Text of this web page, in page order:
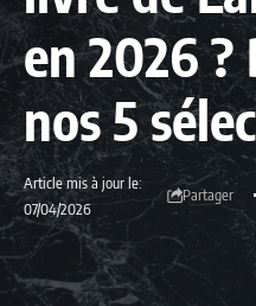
en 2026 ?
nos 5
Article mis à jour le:
07/04/2026
Partager